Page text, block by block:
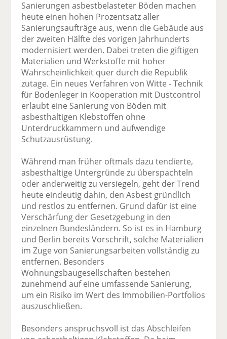
Sanierungen asbestbelasteter Böden machen
heute einen hohen Prozentsatz aller
Sanierungsaufträge aus, wenn die Gebäude aus
der zweiten Hälfte des vorigen Jahrhunderts
modernisiert werden. Dabei treten die giftigen
Materialien und Werkstoffe mit hoher
Wahrscheinlichkeit quer durch die Republik
zutage. Ein neues Verfahren von Witte - Technik
für Bodenleger in Kooperation mit Dustcontrol
erlaubt eine Sanierung von Böden mit
asbesthaltigen Klebstoffen ohne
Unterdruckkammern und aufwendige
Schutzausrüstung.
Während man früher oftmals dazu tendierte,
asbesthaltige Untergründe zu überspachteln
oder anderweitig zu versiegeln, geht der Trend
heute eindeutig dahin, den Asbest gründlich
und restlos zu entfernen. Grund dafür ist eine
Verschärfung der Gesetzgebung in den
einzelnen Bundesländern. So ist es in Hamburg
und Berlin bereits Vorschrift, solche Materialien
im Zuge von Sanierungsarbeiten vollständig zu
entfernen. Besonders
Wohnungsbaugesellschaften bestehen
zunehmend auf eine umfassende Sanierung,
um ein Risiko im Wert des Immobilien-Portfolios
auszuschließen.
Besonders anspruchsvoll ist das Abschleifen